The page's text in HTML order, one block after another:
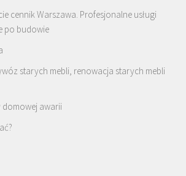
cennik Warszawa. Profesjonalne usługi
po budowie
starych mebli, renowacja starych mebli
domowej awarii